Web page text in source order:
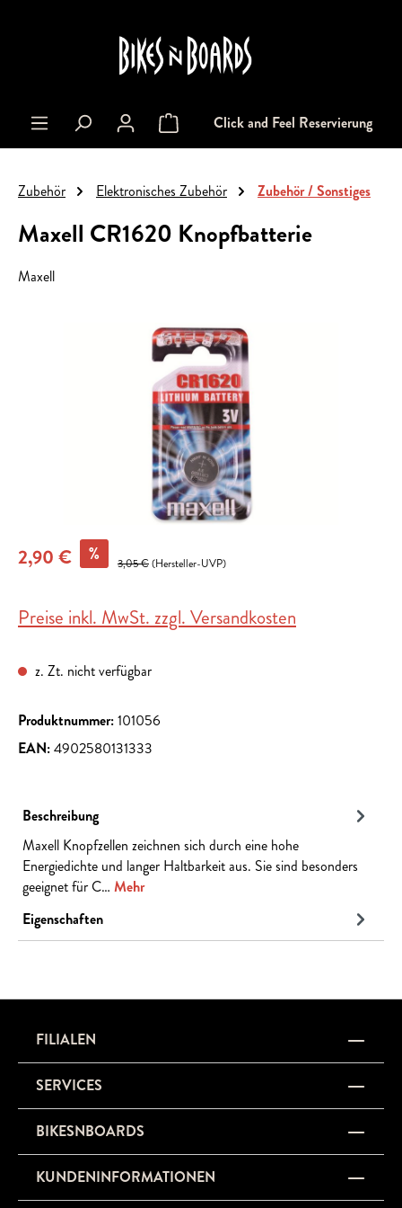
Warenkorb enthält 0 Positionen. Der
Click and Feel Reservierung
Zubehör Elektronisches Zubehör Zubehör / Sonstiges
Maxell CR1620 Knopfbatterie
Maxell
Bildergalerie überspringen
2,90 € % 3,05 €(Hersteller-UVP)
Preise inkl. MwSt. zzgl. Versandkosten
z. Zt. nicht verfügbar
Produktnummer:101056
EAN:4902580131333
Beschreibung
Maxell Knopfzellen zeichnen sich durch eine hohe
Energiedichte und langer Haltbarkeit aus. Sie sind besonders
geeignet für C… Mehr
Eigenschaften
FILIALEN
SERVICES
BIKESNBOARDS
KUNDENINFORMATIONEN